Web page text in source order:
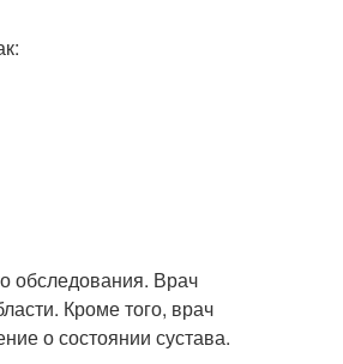
обследования. Врач
Кроме того, врач
о состоянии сустава.